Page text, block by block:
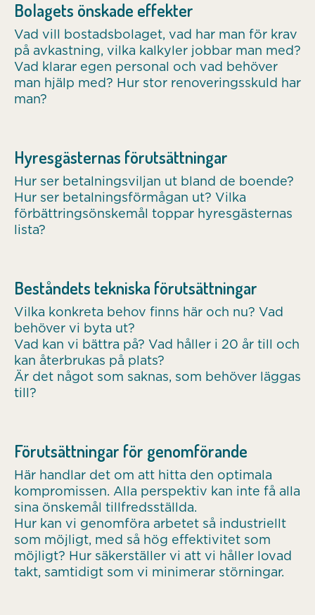
Bolagets önskade effekter
Vad vill bostadsbolaget, vad har man för krav
på avkastning, vilka kalkyler jobbar man med?
Vad klarar egen personal och vad behöver
man hjälp med? Hur stor renoveringsskuld har
man?
Hyresgästernas förutsättningar
Hur ser betalningsviljan ut bland de boende?
Hur ser betalningsförmågan ut? Vilka
förbättringsönskemål toppar hyresgästernas
lista?
Beståndets tekniska förutsättningar
Vilka konkreta behov finns här och nu? Vad
behöver vi byta ut?
Vad kan vi bättra på? Vad håller i 20 år till och
kan återbrukas på plats?
Är det något som saknas, som behöver läggas
till?
Förutsättningar för genomförande
Här handlar det om att hitta den optimala
kompromissen. Alla perspektiv kan inte få alla
sina önskemål tillfredsställda.
Hur kan vi genomföra arbetet så industriellt
som möjligt, med så hög effektivitet som
möjligt? Hur säkerställer vi att vi håller lovad
takt, samtidigt som vi minimerar störningar.